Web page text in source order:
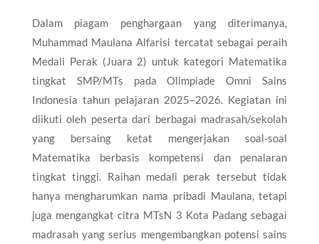
Dalam piagam penghargaan yang diterimanya,
Muhammad Maulana Alfarisi tercatat sebagai peraih
Medali Perak (Juara 2) untuk kategori Matematika
tingkat SMP/MTs pada Olimpiade Omni Sains
Indonesia tahun pelajaran 2025–2026. Kegiatan ini
diikuti oleh peserta dari berbagai madrasah/sekolah
yang bersaing ketat mengerjakan soal-soal
Matematika berbasis kompetensi dan penalaran
tingkat tinggi. Raihan medali perak tersebut tidak
hanya mengharumkan nama pribadi Maulana, tetapi
juga mengangkat citra MTsN 3 Kota Padang sebagai
madrasah yang serius mengembangkan potensi sains